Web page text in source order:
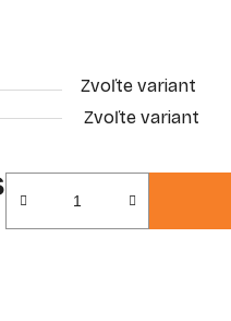
Zvoľte variant
Zvoľte variant